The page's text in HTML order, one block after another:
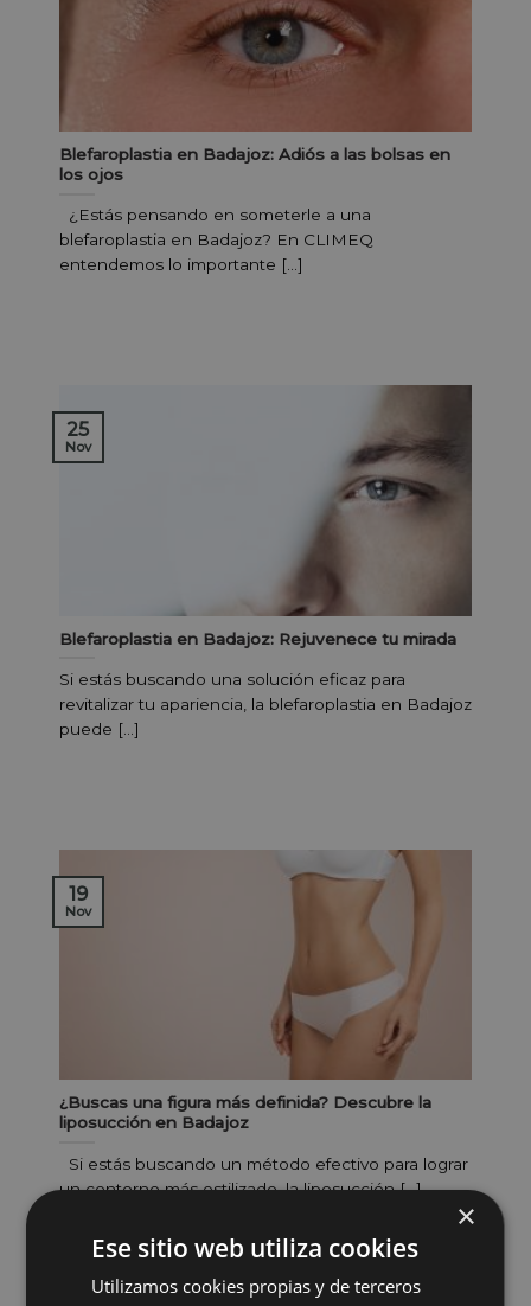
Blefaroplastia en Badajoz: Adiós a las bolsas en
los ojos
¿Estás pensando en someterle a una
blefaroplastia en Badajoz? En CLIMEQ
entendemos lo importante [...]
Blefaroplastia en Badajoz: Rejuvenece tu mirada
Si estás buscando una solución eficaz para
revitalizar tu apariencia, la blefaroplastia en Badajoz
puede [...]
25
Nov
¿Buscas una figura más definida? Descubre la
liposucción en Badajoz
Si estás buscando un método efectivo para lograr
un contorno más estilizado, la liposucción [...]
19
Nov
×
Ese sitio web utiliza cookies
Utilizamos cookies propias y de terceros